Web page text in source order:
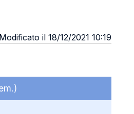
Modificato il 18/12/2021 10:19